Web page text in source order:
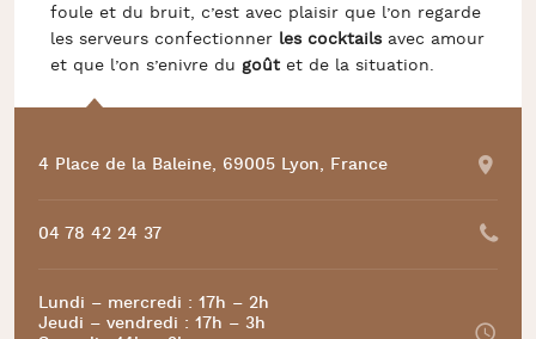
foule et du bruit, c’est avec plaisir que l’on regarde
les serveurs confectionner les cocktailsavec amour
et que l’on s’enivre du goûtet de la situation.
4 Place de la Baleine, 69005 Lyon, France
04 78 42 24 37
Lundi – mercredi : 17h – 2h
Jeudi – vendredi : 17h – 3h